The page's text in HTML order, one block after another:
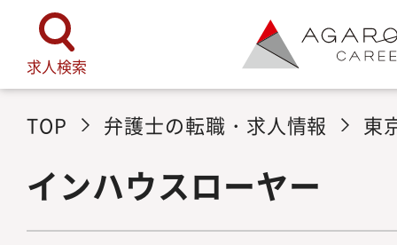
求人検索
TOP 弁護士の転職・求人情報 東
インハウスローヤー